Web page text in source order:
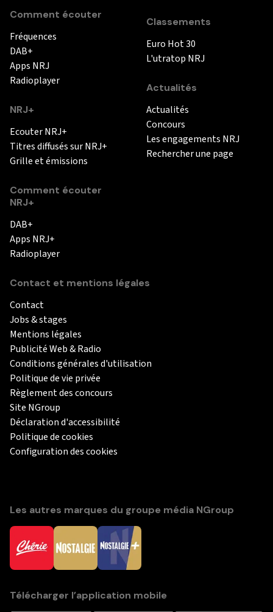
Comment écouter
Fréquences
DAB+
Apps NRJ
Radioplayer
NRJ+
Ecouter NRJ+
Titres diffusés sur NRJ+
Grille et émissions
Comment écouter
NRJ+
DAB+
Apps NRJ+
Radioplayer
Classements
Euro Hot 30
L'utratop NRJ
Actualités
Actualités
Concours
Les engagements NRJ
Rechercher une page
Contact et mentions légales
Contact
Jobs & stages
Mentions légales
Publicité Web & Radio
Conditions générales d'utilisation
Politique de vie privée
Règlement des concours
Site NGroup
Déclaration d'accessibilité
Politique de cookies
Configuration des cookies
Les autres marques du groupe média NGroup
Télécharger l’application mobile